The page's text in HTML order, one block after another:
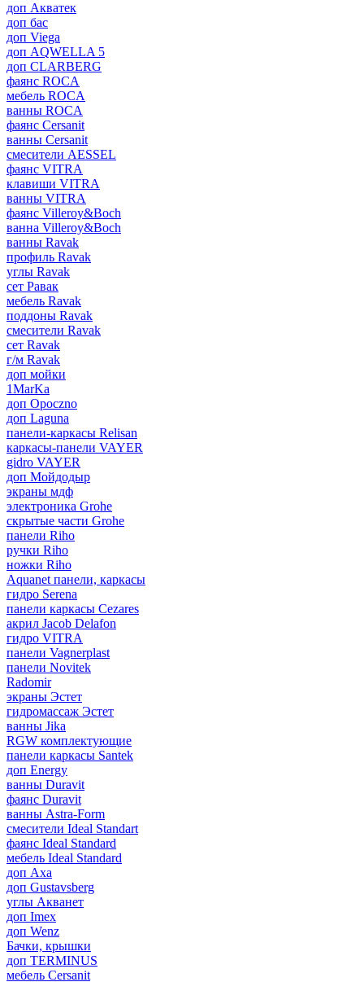
доп Акватек
доп бас
доп Viega
доп AQWELLA 5
доп CLARBERG
фаянс ROCA
мебель ROCA
ванны ROCA
фаянс Cersanit
ванны Cersanit
смесители AESSEL
фаянс VITRA
клавиши VITRA
ванны VITRA
фаянс Villeroy&Boch
ванна Villeroy&Boch
ванны Ravak
профиль Ravak
углы Ravak
сет Равак
мебель Ravak
поддоны Ravak
смесители Ravak
сет Ravak
г/м Ravak
доп мойки
1MarKa
доп Opoczno
доп Laguna
панели-каркасы Relisan
каркасы-панели VAYER
gidro VAYER
доп Мойдодыр
экраны мдф
электроника Grohe
скрытые части Grohe
панели Riho
ручки Riho
ножки Riho
Aquanet панели, каркасы
гидро Serena
панели каркасы Cezares
акрил Jacob Delafon
гидро VITRA
панели Vagnerplast
панели Novitek
Radomir
экраны Эстет
гидромассаж Эстет
ванны Jika
RGW комплектующие
панели каркасы Santek
доп Energy
ванны Duravit
фаянс Duravit
ванны Astra-Form
смесители Ideal Standart
фаянс Ideal Standard
мебель Ideal Standard
доп Axa
доп Gustavsberg
углы Акванет
доп Imex
доп Wenz
Бачки, крышки
доп TERMINUS
мебель Cersanit